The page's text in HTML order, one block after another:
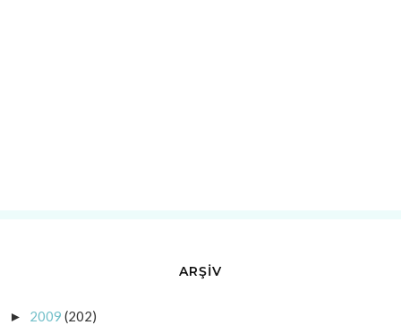
ARŞİV
► 2009 (202)